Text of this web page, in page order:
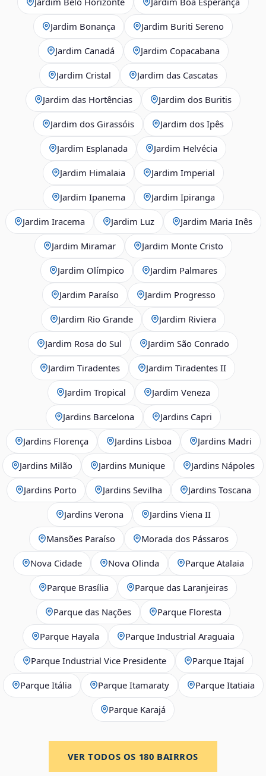
Jardim Bonança Jardim Buriti Sereno
Jardim Canadá Jardim Copacabana
Jardim Cristal Jardim das Cascatas
Jardim das Hortências Jardim dos Buritis
Jardim dos Girassóis Jardim dos Ipês
Jardim Esplanada Jardim Helvécia
Jardim Himalaia Jardim Imperial
Jardim Ipanema Jardim Ipiranga
Jardim Iracema Jardim Luz Jardim Maria Inês
Jardim Miramar Jardim Monte Cristo
Jardim Olímpico Jardim Palmares
Jardim Paraíso Jardim Progresso
Jardim Rio Grande Jardim Riviera
Jardim Rosa do Sul Jardim São Conrado
Jardim Tiradentes Jardim Tiradentes II
Jardim Tropical Jardim Veneza
Jardins Barcelona Jardins Capri
Jardins Florença Jardins Lisboa Jardins Madri
Jardins Milão Jardins Munique Jardins Nápoles
Jardins Porto Jardins Sevilha Jardins Toscana
Jardins Verona Jardins Viena II
Mansões Paraíso Morada dos Pássaros
Nova Cidade Nova Olinda Parque Atalaia
Parque Brasília Parque das Laranjeiras
Parque das Nações Parque Floresta
Parque Hayala Parque Industrial Araguaia
Parque Industrial Vice Presidente Parque Itajaí
Parque Itália Parque Itamaraty Parque Itatiaia
Parque Karajá
VER TODOS OS 180 BAIRROS